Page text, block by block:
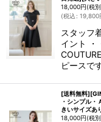
18,000円(税
(税込 : 19,800
スタッフ
イント ・
ピースで
[送料無料
・シンプル
きいサイズあ
18,000円(税